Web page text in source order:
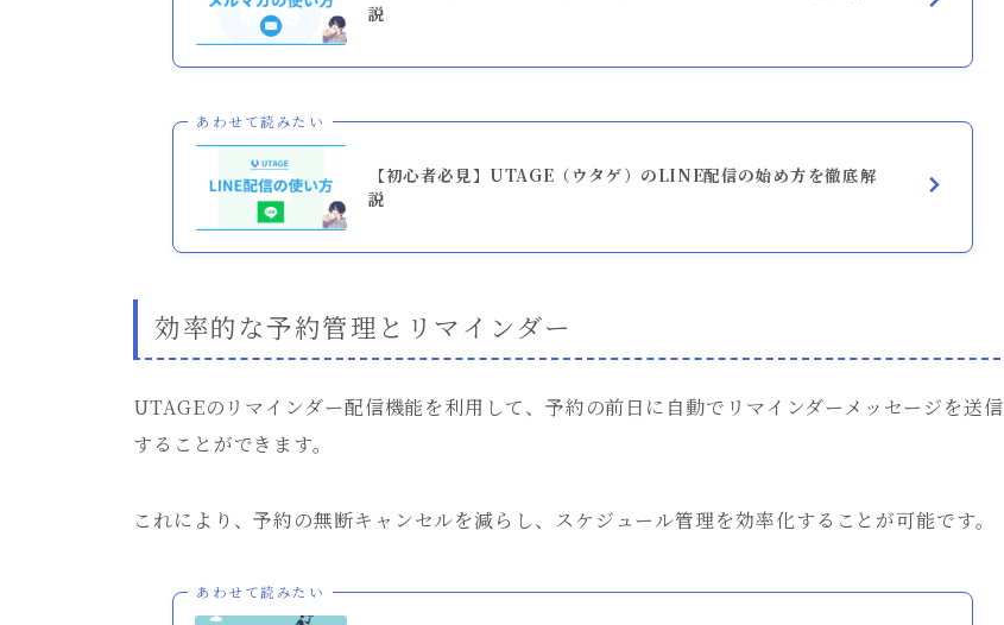
説
あわせて読みたい
【初心者必見】UTAGE（ウタゲ）のLINE配信の始め方を徹底解
説
効率的な予約管理とリマインダー
UTAGEのリマインダー配信機能を利用して、予約の前日に自動でリマインダーメッセージを送信
することができます。
これにより、予約の無断キャンセルを減らし、スケジュール管理を効率化することが可能です。
あわせて読みたい